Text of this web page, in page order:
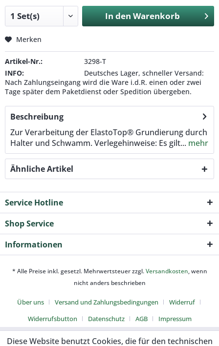
In denWarenkorb
Merken
Artikel-Nr.:
3298-T
INFO:
Deutsches Lager, schneller Versand:
Nach Zahlungseingang wird die Ware i.d.R. einen oder zwei
Tage später dem Paketdienst oder Spedition übergeben.
Beschreibung
Zur Verarbeitung der ElastoTop® Grundierung durch
Halter und Schwamm. Verlegehinweise: Es gilt... mehr
Ähnliche Artikel
Service Hotline
Shop Service
Informationen
* Alle Preise inkl. gesetzl. Mehrwertsteuer zzgl.Versandkosten, wenn
nicht anders beschrieben
Über uns Versand und Zahlungsbedingungen
Widerruf
Widerrufsbutton
Datenschutz AGB Impressum
Diese Website benutzt Cookies, die für den technischen